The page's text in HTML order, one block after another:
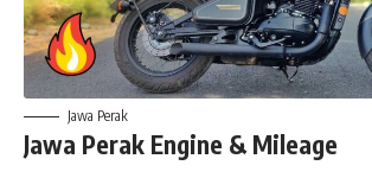
Jawa Perak
Jawa Perak Engine & Mileage